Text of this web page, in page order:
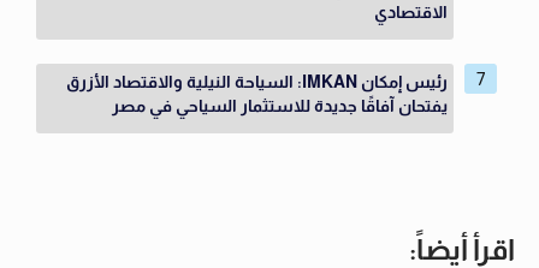
الاقتصادي
رئيس إمكان IMKAN: السياحة النيلية والاقتصاد الأزرق
يفتحان آفاقًا جديدة للاستثمار السياحي في مصر
اقرأ أيضاً: